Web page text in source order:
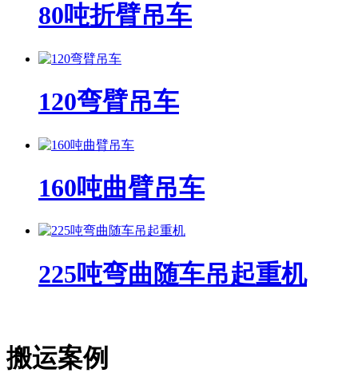
80吨折臂吊车
120弯臂吊车
160吨曲臂吊车
225吨弯曲随车吊起重机
搬运案例